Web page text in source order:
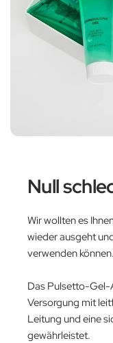
Null
Wir wollten es
wieder ausgeht
verwenden können.
Das Pulsetto-
Versorgung mit
Leitung und eine
gewährleistet.